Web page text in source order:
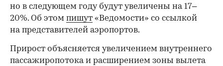
но в следующем году будут увеличены на 17–
20%. Об этом пишут «Ведомости» со ссылкой
на представителей аэропортов.
Прирост объясняется увеличением внутреннего
пассажиропотока и расширением зоны вылета